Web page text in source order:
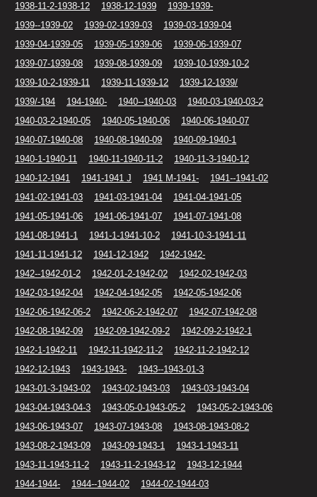
1938-11-2-1938-12
1938-12-1939
1939-1939-
1939--1939-02
1939-02-1939-03
1939-03-1939-04
1939-04-1939-05
1939-05-1939-06
1939-06-1939-07
1939-07-1939-08
1939-08-1939-09
1939-10-1939-10-2
1939-10-2-1939-11
1939-11-1939-12
1939-12-1939/
1939/-194
194-1940- 1940--1940-03
1940-03-1940-03-2
1940-03-2-1940-05
1940-05-1940-06
1940-06-1940-07
1940-07-1940-08
1940-08-1940-09
1940-09-1940-1
1940-1-1940-11
1940-11-1940-11-2
1940-11-3-1940-12
1940-12-1941
1941-1941 J 1941 M-1941-
1941--1941-02
1941-02-1941-03
1941-03-1941-04
1941-04-1941-05
1941-05-1941-06
1941-06-1941-07
1941-07-1941-08
1941-08-1941-1
1941-1-1941-10-2
1941-10-3-1941-11
1941-11-1941-12
1941-12-1942
1942-1942-
1942--1942-01-2
1942-01-2-1942-02
1942-02-1942-03
1942-03-1942-04
1942-04-1942-05
1942-05-1942-06
1942-06-1942-06-2
1942-06-2-1942-07
1942-07-1942-08
1942-08-1942-09
1942-09-1942-09-2
1942-09-2-1942-1
1942-1-1942-11
1942-11-1942-11-2
1942-11-2-1942-12
1942-12-1943
1943-1943-
1943--1943-01-3
1943-01-3-1943-02
1943-02-1943-03
1943-03-1943-04
1943-04-1943-04-3
1943-05-0-1943-05-2
1943-05-2-1943-06
1943-06-1943-07
1943-07-1943-08
1943-08-1943-08-2
1943-08-2-1943-09
1943-09-1943-1
1943-1-1943-11
1943-11-1943-11-2
1943-11-2-1943-12
1943-12-1944
1944-1944-
1944--1944-02
1944-02-1944-03